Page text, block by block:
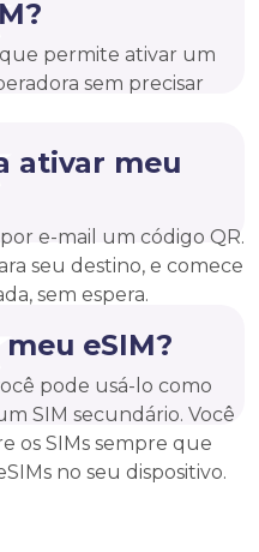
permite ativar um
sem precisar
ativar meu
e-mail um código QR.
seu destino, e comece
sem espera.
eSIM?
pode usá-lo como
SIM secundário. Você
os SIMs sempre que
no seu dispositivo.